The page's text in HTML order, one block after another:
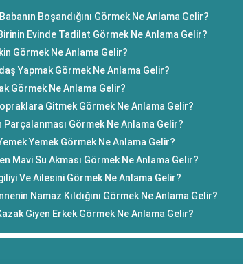
Boşandığını Görmek Ne Anlama Gelir?
Evinde Tadilat Görmek Ne Anlama Gelir?
Görmek Ne Anlama Gelir?
Yapmak Görmek Ne Anlama Gelir?
Görmek Ne Anlama Gelir?
Gitmek Görmek Ne Anlama Gelir?
Parçalanması Görmek Ne Anlama Gelir?
Yemek Görmek Ne Anlama Gelir?
Mavi Su Akması Görmek Ne Anlama Gelir?
Ve Ailesini Görmek Ne Anlama Gelir?
Namaz Kıldığını Görmek Ne Anlama Gelir?
Giyen Erkek Görmek Ne Anlama Gelir?